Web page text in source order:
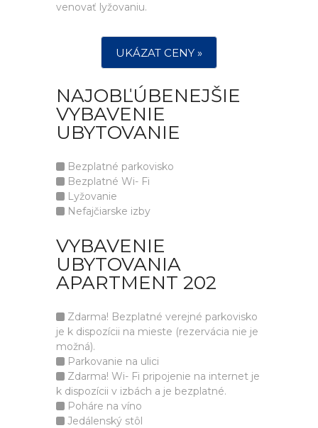
venovať lyžovaniu.
UKÁZAT CENY »
NAJOBĽÚBENEJŠIE
VYBAVENIE
UBYTOVANIE
Bezplatné parkovisko
Bezplatné Wi- Fi
Lyžovanie
Nefajčiarske izby
VYBAVENIE
UBYTOVANIA
APARTMENT 202
Zdarma! Bezplatné verejné parkovisko
je k dispozícii na mieste (rezervácia nie je
možná).
Parkovanie na ulici
Zdarma! Wi- Fi pripojenie na internet je
k dispozícii v izbách a je bezplatné.
Poháre na víno
Jedálenský stôl